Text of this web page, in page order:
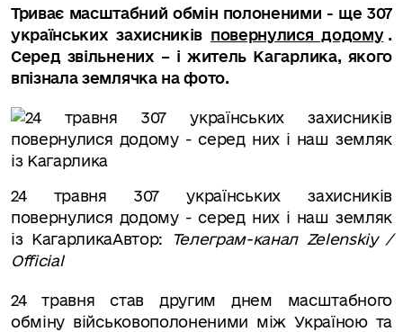
Триває масштабний обмін полоненими - ще 307
українських захисників повернулися додому .
Серед звільнених – і житель Кагарлика, якого
впізнала землячка на фото.
24 травня 307 українських захисників
повернулися додому - серед них і наш земляк
із КагарликаАвтор:
Телеграм-канал Zelenskiy /
Official
24 травня став другим днем масштабного
обміну військовополоненими між Україною та